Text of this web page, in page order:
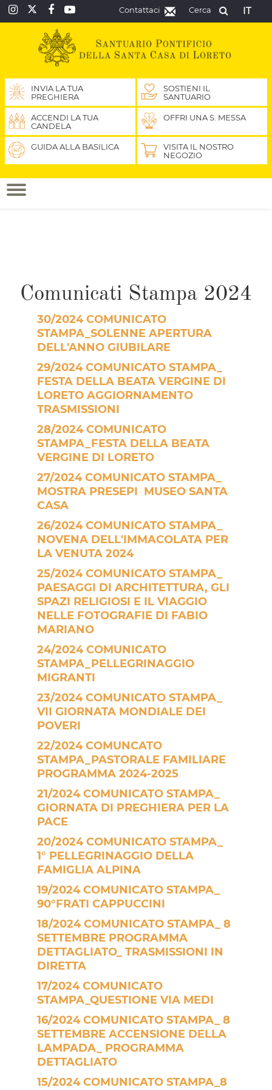
IT
Cerca
Contattaci
INVIA LA TUA
PREGHIERA
SOSTIENI IL
SANTUARIO
ACCENDI LA TUA
CANDELA
OFFRI UNA S. MESSA
GUIDA ALLA BASILICA
VISITA IL NOSTRO
NEGOZIO
Comunicati Stampa 2024
30/2024 COMUNICATO
STAMPA_SOLENNE APERTURA
DELL'ANNO GIUBILARE
29/2024 COMUNICATO STAMPA_
FESTA DELLA BEATA VERGINE DI
LORETO AGGIORNAMENTO
TRASMISSIONI
28/2024 COMUNICATO
STAMPA_FESTA DELLA BEATA
VERGINE DI LORETO
27/2024 COMUNICATO STAMPA_
MOSTRA PRESEPI MUSEO SANTA
CASA
26/2024 COMUNICATO STAMPA_
NOVENA DELL'IMMACOLATA PER
LA VENUTA 2024
25/2024 COMUNICATO STAMPA_
PAESAGGI DI ARCHITETTURA, GLI
SPAZI RELIGIOSI E IL VIAGGIO
NELLE FOTOGRAFIE DI FABIO
MARIANO
24/2024 COMUNICATO
STAMPA_PELLEGRINAGGIO
MIGRANTI
23/2024 COMUNICATO STAMPA_
VII GIORNATA MONDIALE DEI
POVERI
22/2024 COMUNCATO
STAMPA_PASTORALE FAMILIARE
PROGRAMMA 2024-2025
21/2024 COMUNICATO STAMPA_
GIORNATA DI PREGHIERA PER LA
PACE
20/2024 COMUNICATO STAMPA_
1° PELLEGRINAGGIO DELLA
FAMIGLIA ALPINA
19/2024 COMUNICATO STAMPA_
90°FRATI CAPPUCCINI
18/2024 COMUNICATO STAMPA_ 8
SETTEMBRE PROGRAMMA
DETTAGLIATO_ TRASMISSIONI IN
DIRETTA
17/2024 COMUNICATO
STAMPA_QUESTIONE VIA MEDI
16/2024 COMUNICATO STAMPA_ 8
SETTEMBRE ACCENSIONE DELLA
LAMPADA_ PROGRAMMA
DETTAGLIATO
15/2024 COMUNICATO STAMPA_8